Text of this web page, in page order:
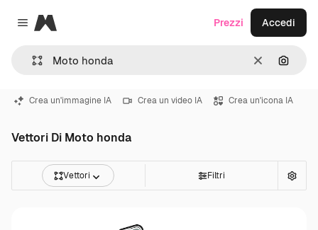
Close menu
Magnific
CancellaCerca
Prezzi Accedi
Crea un'immagine IA Crea un video IA Crea un'icona IA
Vettori Di Moto honda
Vettori Filtri